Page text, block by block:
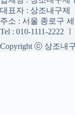
대표자 : 상조내구제
주소 : 서울 종로구
Tel : 010-1111-2222
Copyright ⓒ 상조내